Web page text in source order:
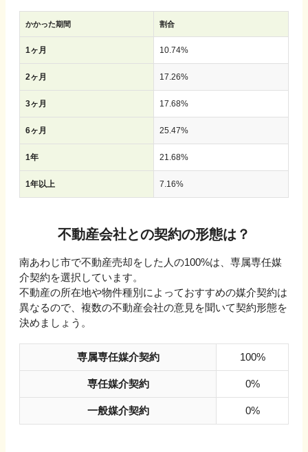
かかった期間 割合
1ヶ月 10.74%
2ヶ月 17.26%
3ヶ月 17.68%
6ヶ月 25.47%
1年 21.68%
1年以上 7.16%
不動産会社との契約の形態は？
南あわじ市で不動産売却をした人の100%は、専属専任媒
介契約を選択しています。
不動産の所在地や物件種別によっておすすめの媒介契約は
異なるので、複数の不動産会社の意見を聞いて契約形態を
決めましょう。
専属専任媒介契約 100%
専任媒介契約 0%
一般媒介契約 0%